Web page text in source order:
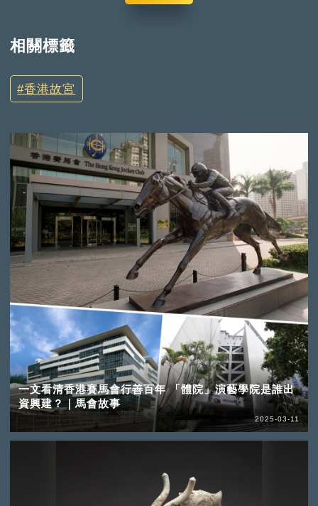
相關標籤
香港故宮
一文看清香港賽馬會行善百年 「體院」演藝學院是誰出
資興建？｜馬會故事
2025-03-11